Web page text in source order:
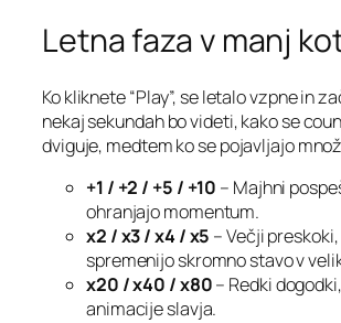
Letna faza v manj
Ko kliknete “Play”, se letalo vzpne in
nekaj sekundah bo videti, kako se
dviguje, medtem ko se pojavljajo
+1 / +2 / +5 / +10 – Majhni
ohranjajo momentum.
x2 / x3 / x4 / x5 – Večji
spremenijo skromno stavo v
x20 / x40 / x80– Redki
animacije slavja.